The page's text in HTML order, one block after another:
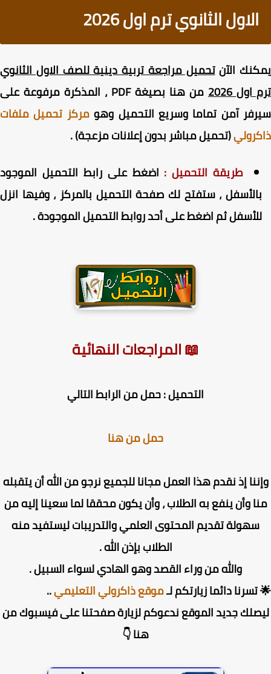
الاول الثانوي ترم اول 2026
الآنتحميل مراجعة تربية دينية للصف الاول الثانوي
2026
من هنا بصيغة PDF ، المذكرة مرفوعة على
آمن تماما وسريع التحميل وهومركز تحميل ملفات
(تحميل مباشر بدون إعلانات مزعجة) .
طريقة التحميل :اضغط على رابط التحميل الموجود
، ستفتح لك صفحة التحميل بالمركز ، وفيها انزل
ثم اضغط على أحد روابط التحميل الموجودة .
📖 المراجعات النهائية
التحميل : حمل من الرابط التالي
حمل من هنا
إذ نقدم هذا العمل مجانا للجميع نرجو من الله أن يتقبله
وأن ينفع به الطلاب ، وأن يكون محققا لما سعينا إليه من
سهولة تقديم المحتوى العلمي والتدريبات ليستفيد منه
الطلاب بإذن الله .
والله من وراء القصد وهو الهادي لسواء السبيل .
دائما زيارتكم لـموقع ذاكرولي التعليمي..
جديد الموقع ندعوكم لزيارة صفحتنا على فيسبوك من
هنا 👇